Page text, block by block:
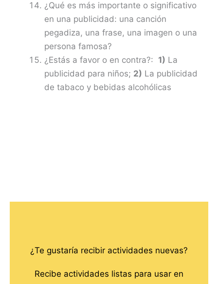
¿Qué es más importante o significativo
en una publicidad: una canción
pegadiza, una frase, una imagen o una
persona famosa?
¿Estás a favor o en contra?: 1) La
publicidad para niños; 2) La publicidad
de tabaco y bebidas alcohólicas
¿Te gustaría recibir actividades nuevas?
Recibe actividades listas para usar en